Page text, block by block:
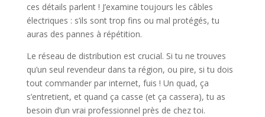
ces détails parlent ! J’examine toujours les câbles
électriques : s’ils sont trop fins ou mal protégés, tu
auras des pannes à répétition.
Le réseau de distribution est crucial. Si tu ne trouves
qu’un seul revendeur dans ta région, ou pire, si tu dois
tout commander par internet, fuis ! Un quad, ça
s’entretient, et quand ça casse (et ça cassera), tu as
besoin d’un vrai professionnel près de chez toi.